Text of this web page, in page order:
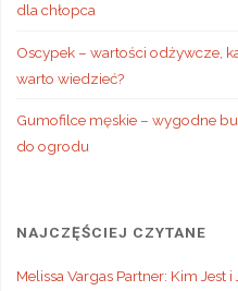
dla chłopca
Oscypek – wartości odżywcze,
warto wiedzieć?
Gumofilce męskie – wygodne
do ogrodu
NAJCZĘŚCIEJ CZYTANE
Melissa Vargas Partner: Kim Jest